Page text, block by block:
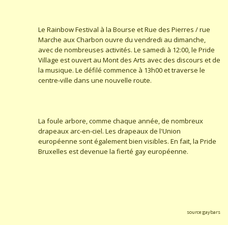
Le Rainbow Festival à la Bourse et Rue des Pierres / rue
Marche aux Charbon ouvre du vendredi au dimanche,
avec de nombreuses activités. Le samedi à 12:00, le Pride
Village est ouvert au Mont des Arts avec des discours et de
la musique. Le défilé commence à 13h00 et traverse le
centre-ville dans une nouvelle route.
La foule arbore, comme chaque année, de nombreux
drapeaux arc-en-ciel. Les drapeaux de l'Union
européenne sont également bien visibles. En fait, la Pride
Bruxelles est devenue la fierté gay européenne.
source:gaybars